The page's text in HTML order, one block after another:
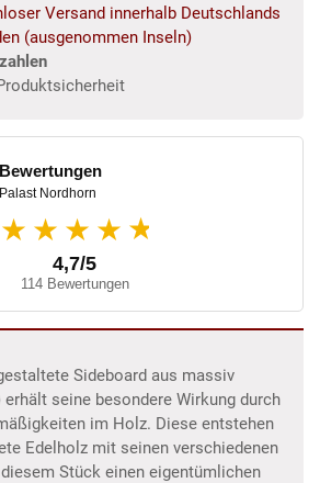
Versand innerhalb Deutschlands
(ausgenommen Inseln)
Nordhorn
★★★★ ★
4,7/5
114 Bewertungen
Sideboard aus massiv
seine besondere Wirkung durch
im Holz. Diese entstehen
Edelholz mit seinen verschiedenen
Stück einen eigentümlichen